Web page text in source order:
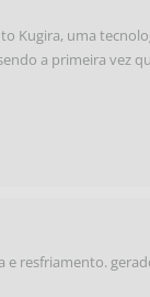
Kugira, uma
a primeira vez
resfriamento.